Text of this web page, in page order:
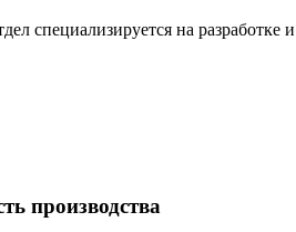
специализируется на
производства